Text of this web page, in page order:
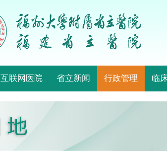
互联网医院 省立新闻 行政管理 临